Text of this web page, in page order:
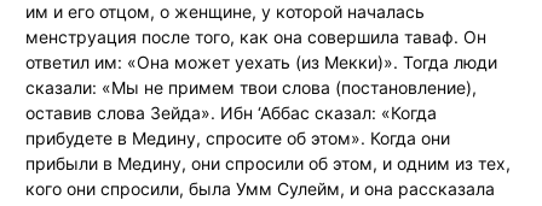
им и его отцом, о женщине, у которой началась
менструация после того, как она совершила таваф. Он
ответил им: «Она может уехать (из Мекки)». Тогда люди
сказали: «Мы не примем твои слова (постановление),
оставив слова Зейда». Ибн ‘Аббас сказал: «Когда
прибудете в Медину, спросите об этом». Когда они
прибыли в Медину, они спросили об этом, и одним из тех,
кого они спросили, была Умм Сулейм, и она рассказала